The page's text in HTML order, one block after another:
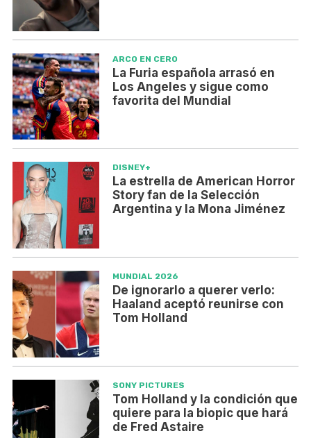
ARCO EN CERO
La Furia española arrasó en
Los Angeles y sigue como
favorita del Mundial
DISNEY+
La estrella de American Horror
Story fan de la Selección
Argentina y la Mona Jiménez
MUNDIAL 2026
De ignorarlo a querer verlo:
Haaland aceptó reunirse con
Tom Holland
SONY PICTURES
Tom Holland y la condición que
quiere para la biopic que hará
de Fred Astaire